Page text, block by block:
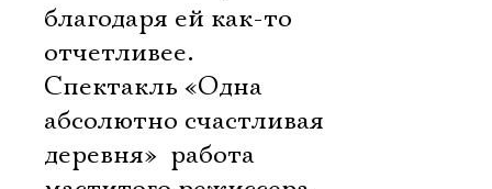
благодаря ей как-то
отчетливее.
Спектакль «Одна
абсолютно счастливая
деревня»  работа